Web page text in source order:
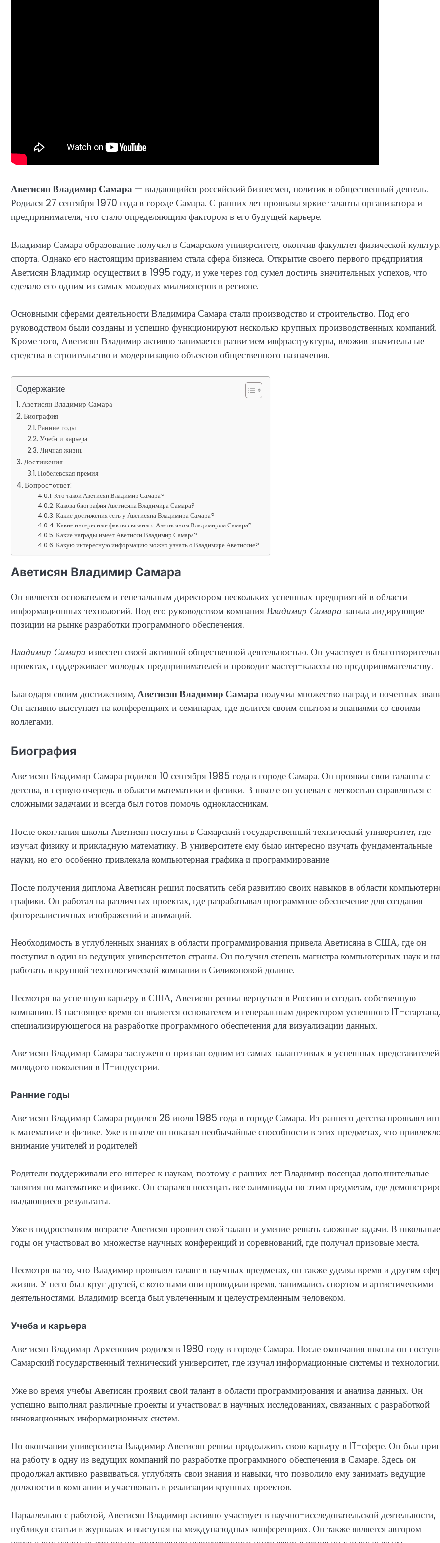
Аветисян Владимир Самара — выдающийся российский бизнесмен, политик и общественный деятель.
Родился 27 сентября 1970 года в городе Самара. С ранних лет проявлял яркие таланты организатора и
предпринимателя, что стало определяющим фактором в его будущей карьере.
Владимир Самара образование получил в Самарском университете, окончив факультет физической
спорта. Однако его настоящим призванием стала сфера бизнеса. Открытие своего первого предприятия
Аветисян Владимир осуществил в 1995 году, и уже через год сумел достичь значительных успехов, что
сделало его одним из самых молодых миллионеров в регионе.
Основными сферами деятельности Владимира Самара стали производство и строительство. Под его
руководством были созданы и успешно функционируют несколько крупных производственных компаний.
Кроме того, Аветисян Владимир активно занимается развитием инфраструктуры, вложив значительные
средства в строительство и модернизацию объектов общественного назначения.
Содержание
Аветисян Владимир Самара
Биография
Ранние годы
Учеба и карьера
Личная жизнь
Достижения
Нобелевская премия
Вопрос-ответ:
Кто такой Аветисян Владимир Самара?
Какова биография Аветисяна Владимира Самара?
Какие достижения есть у Аветисяна Владимира Самара?
Какие интересные факты связаны с Аветисяном Владимиром Самара?
Какие награды имеет Аветисян Владимир Самара?
Какую интересную информацию можно узнать о Владимире Аветисяне?
Аветисян Владимир Самара
Он является основателем и генеральным директором нескольких успешных предприятий в области
информационных технологий. Под его руководством компанияВладимир Самара заняла лидирующие
позиции на рынке разработки программного обеспечения.
Владимир Самара известен своей активной общественной деятельностью. Он участвует в
проектах, поддерживает молодых предпринимателей и проводит мастер-классы по предпринимательству.
Благодаря своим достижениям, Аветисян Владимир Самараполучил множество наград и почетных
Он активно выступает на конференциях и семинарах, где делится своим опытом и знаниями со своими
коллегами.
Биография
Аветисян Владимир Самара родился 10 сентября 1985 года в городе Самара. Он проявил свои таланты с
детства, в первую очередь в области математики и физики. В школе он успевал с легкостью справляться с
сложными задачами и всегда был готов помочь одноклассникам.
После окончания школы Аветисян поступил в Самарский государственный технический университет, где
изучал физику и прикладную математику. В университете ему было интересно изучать фундаментальные
науки, но его особенно привлекала компьютерная графика и программирование.
После получения диплома Аветисян решил посвятить себя развитию своих навыков в области
графики. Он работал на различных проектах, где разрабатывал программное обеспечение для создания
фотореалистичных изображений и анимаций.
Необходимость в углубленных знаниях в области программирования привела Аветисяна в США, где он
поступил в один из ведущих университетов страны. Он получил степень магистра компьютерных наук и
работать в крупной технологической компании в Силиконовой долине.
Несмотря на успешную карьеру в США, Аветисян решил вернуться в Россию и создать собственную
компанию. В настоящее время он является основателем и генеральным директором успешного IT-стартапа,
специализирующегося на разработке программного обеспечения для визуализации данных.
Аветисян Владимир Самара заслуженно признан одним из самых талантливых и успешных представителей
молодого поколения в IT-индустрии.
Ранние годы
Аветисян Владимир Самара родился 26 июля 1985 года в городе Самара. Из раннего детства проявлял
к математике и физике. Уже в школе он показал необычайные способности в этих предметах, что привлекло
внимание учителей и родителей.
Родители поддерживали его интерес к наукам, поэтому с ранних лет Владимир посещал дополнительные
занятия по математике и физике. Он старался посещать все олимпиады по этим предметам, где
выдающиеся результаты.
Уже в подростковом возрасте Аветисян проявил свой талант и умение решать сложные задачи. В школьные
годы он участвовал во множестве научных конференций и соревнований, где получал призовые места.
Несмотря на то, что Владимир проявлял талант в научных предметах, он также уделял время и другим
жизни. У него был круг друзей, с которыми они проводили время, занимались спортом и артистическими
деятельностями. Владимир всегда был увлеченным и целеустремленным человеком.
Учеба и карьера
Аветисян Владимир Арменович родился в 1980 году в городе Самара. После окончания школы он
Самарский государственный технический университет, где изучал информационные системы и технологии.
Уже во время учебы Аветисян проявил свой талант в области программирования и анализа данных. Он
успешно выполнял различные проекты и участвовал в научных исследованиях, связанных с разработкой
инновационных информационных систем.
По окончании университета Владимир Аветисян решил продолжить свою карьеру в IT-сфере. Он был
на работу в одну из ведущих компаний по разработке программного обеспечения в Самаре. Здесь он
продолжал активно развиваться, углублять свои знания и навыки, что позволило ему занимать ведущие
должности в компании и участвовать в реализации крупных проектов.
Параллельно с работой, Аветисян Владимир активно участвует в научно-исследовательской деятельности,
публикуя статьи в журналах и выступая на международных конференциях. Он также является автором